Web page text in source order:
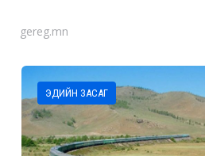
gereg.mn
ЭДИЙН ЗАСАГ